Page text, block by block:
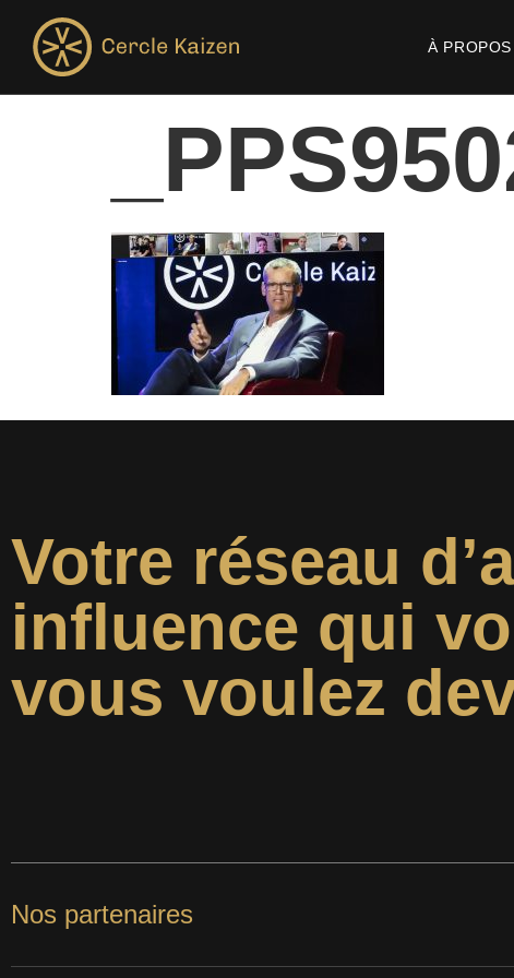
À PROPOS
Votre réseau
influence qui
vous voulez
Nos partenaires